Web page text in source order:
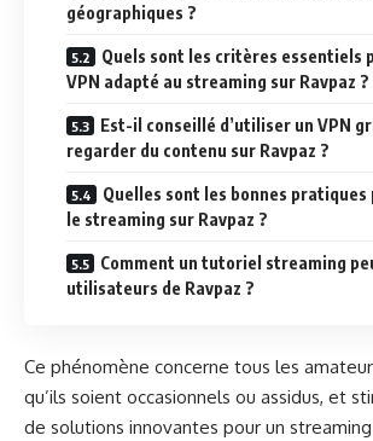
géographiques ?
Quels sont les critères essentiels
VPN adapté au streaming sur Ravpaz ?
Est-il conseillé d’utiliser un VPN
regarder du contenu sur Ravpaz ?
Quelles sont les bonnes
le streaming sur Ravpaz ?
Comment un tutoriel streaming
utilisateurs de Ravpaz ?
Ce phénomène concerne tous les
qu’ils soient occasionnels ou assidus, et
de solutions innovantes pour un